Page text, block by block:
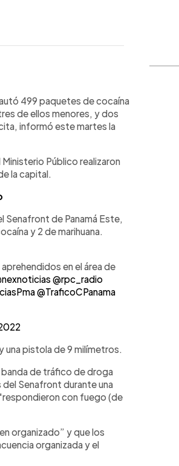
499 paquetes de cocaína
de ellos menores, y dos
informó este martes la
Público realizaron
la capital.
Senafront de Panamá Este,
y 2 de marihuana.
en el área de
@rpc_radio
@TraficoCPanama
una pistola de 9 milímetros.
de tráfico de droga
Senafront durante una
con fuego (de
organizado” y que los
organizada y el